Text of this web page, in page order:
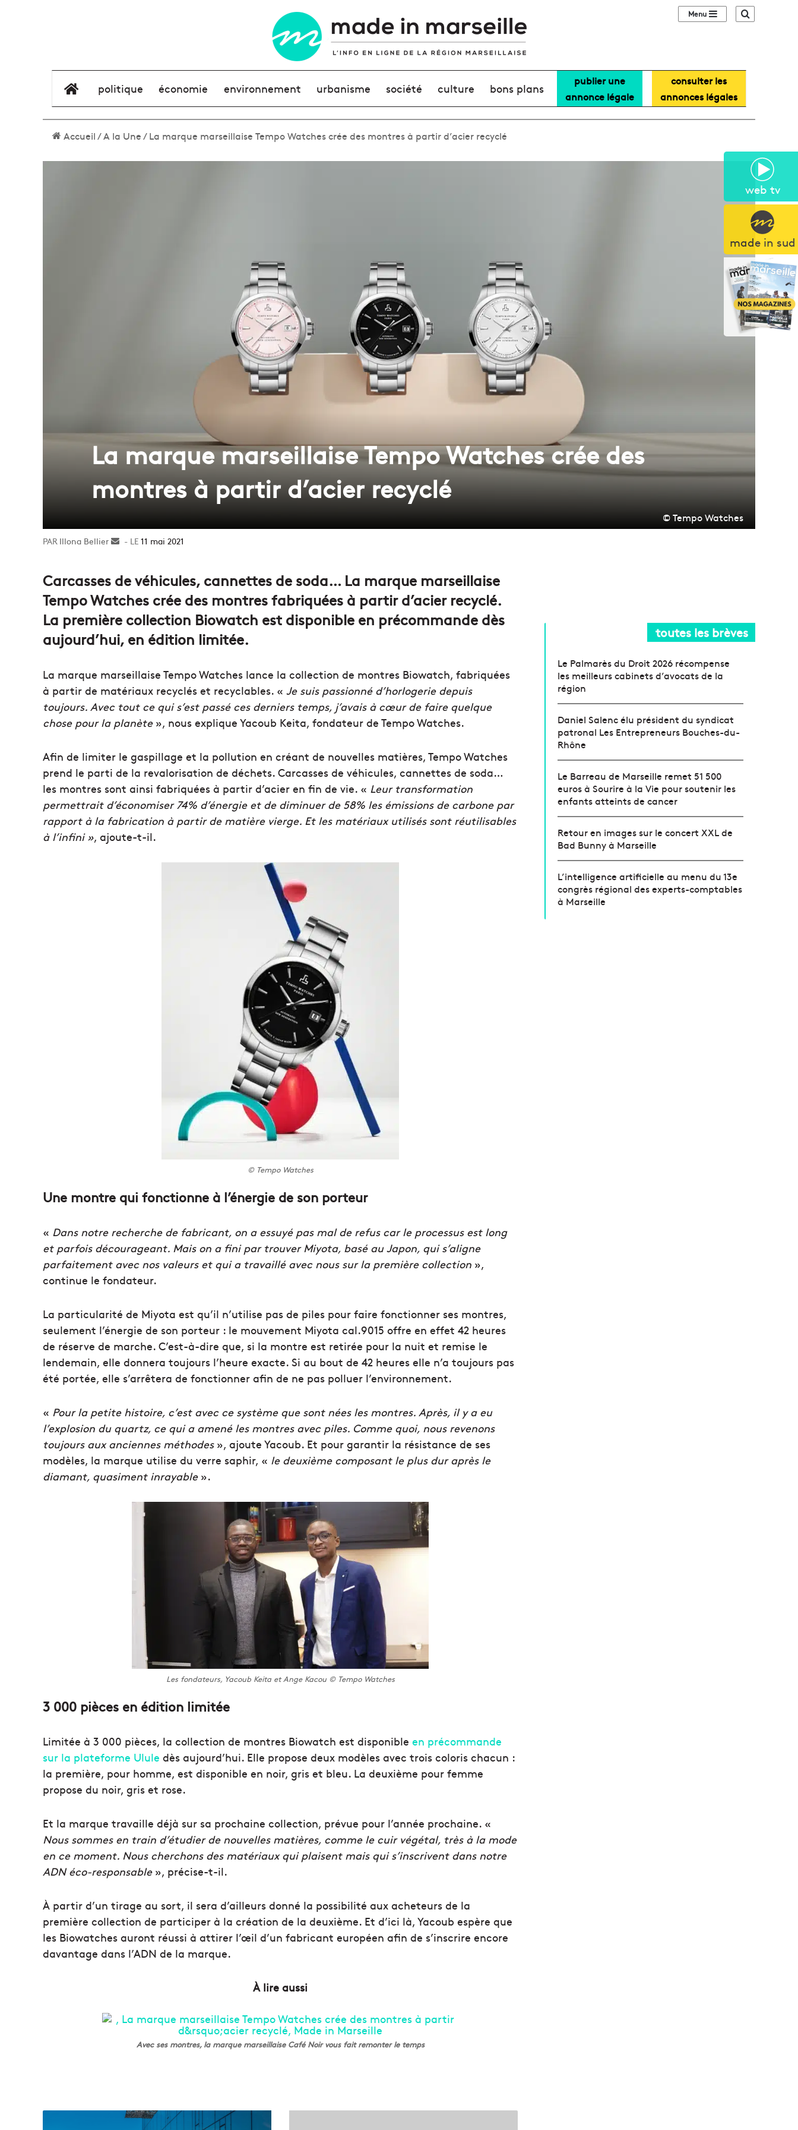
web tv
made in sud
Sidebar (barre
élément de menu
politique économie environnement urbanisme société culture bons plans
publier une
annonce légale
consulter les
annonces légales
Accueil/A la Une/La marque marseillaise Tempo Watches crée des montres à partir d’acier recyclé
La marque marseillaise Tempo Watches crée des
montres à partir d’acier recyclé
© Tempo Watches
Illona Bellier
Envoyer11 mai 2021
Carcasses de véhicules, cannettes de soda… La marque marseillaise
Tempo Watches crée des montres fabriquées à partir d’acier recyclé.
La première collection Biowatch est disponible en précommande dès
aujourd’hui, en édition limitée.
La marque marseillaise Tempo Watches lance la collection de montres Biowatch, fabriquées
à partir de matériaux recyclés et recyclables. « Je suis passionné d’horlogerie depuis
toujours. Avec tout ce qui s’est passé ces derniers temps, j’avais à cœur de faire quelque
chose pour la planète», nous explique Yacoub Keita, fondateur de Tempo Watches.
Afin de limiter le gaspillage et la pollution en créant de nouvelles matières, Tempo Watches
prend le parti de la revalorisation de déchets. Carcasses de véhicules, cannettes de soda…
les montres sont ainsi fabriquées à partir d’acier en fin de vie. « Leur transformation
permettrait d’économiser 74% d’énergie et de diminuer de 58% les émissions de carbone par
rapport à la fabrication à partir de matière vierge. Et les matériaux utilisés sont réutilisables
à l’infini », ajoute-t-il.
© Tempo Watches
Une montre qui fonctionne à l’énergie de son porteur
« Dans notre recherche de fabricant, on a essuyé pas mal de refus car le processus est long
et parfois décourageant. Mais on a fini par trouver Miyota, basé au Japon, qui s’aligne
parfaitement avec nos valeurs et qui a travaillé avec nous sur la première collection »,
continue le fondateur.
La particularité de Miyota est qu’il n’utilise pas de piles pour faire fonctionner ses montres,
seulement l’énergie de son porteur : le mouvement Miyota cal.9015 offre en effet 42 heures
de réserve de marche. C’est-à-dire que, si la montre est retirée pour la nuit et remise le
lendemain, elle donnera toujours l’heure exacte. Si au bout de 42 heures elle n’a toujours pas
été portée, elle s’arrêtera de fonctionner afin de ne pas polluer l’environnement.
« Pour la petite histoire, c’est avec ce système que sont nées les montres. Après, il y a eu
l’explosion du quartz, ce qui a amené les montres avec piles. Comme quoi, nous revenons
toujours aux anciennes méthodes», ajoute Yacoub. Et pour garantir la résistance de ses
modèles, la marque utilise du verre saphir, « le deuxième composant le plus dur après le
diamant, quasiment inrayable».
Les fondateurs, Yacoub Keita et Ange Kacou © Tempo Watches
3 000 pièces en édition limitée
Limitée à 3 000 pièces, la collection de montres Biowatch est disponible en précommande
sur la plateforme Ulule dès aujourd’hui. Elle propose deux modèles avec trois coloris chacun :
la première, pour homme, est disponible en noir, gris et bleu. La deuxième pour femme
propose du noir, gris et rose.
Et la marque travaille déjà sur sa prochaine collection, prévue pour l’année prochaine. «
Nous sommes en train d’étudier de nouvelles matières, comme le cuir végétal, très à la mode
en ce moment. Nous cherchons des matériaux qui plaisent mais qui s’inscrivent dans notre
ADN éco-responsable», précise-t-il.
À partir d’un tirage au sort, il sera d’ailleurs donné la possibilité aux acheteurs de la
première collection de participer à la création de la deuxième. Et d’ici là, Yacoub espère que
les Biowatches auront réussi à attirer l’œil d’un fabricant européen afin de s’inscrire encore
davantage dans l’ADN de la marque.
À lire aussi
Avec ses montres, la marque marseillaise Café Noir vous fait remonter le temps
toutes les brèves
Le Palmarès du Droit 2026 récompense
les meilleurs cabinets d’avocats de la
région
Daniel Salenc élu président du syndicat
patronal Les Entrepreneurs Bouches-du-
Rhône
Le Barreau de Marseille remet 51 500
euros à Sourire à la Vie pour soutenir les
enfants atteints de cancer
Retour en images sur le concert XXL de
Bad Bunny à Marseille
L’intelligence artificielle au menu du 13e
congrès régional des experts-comptables
à Marseille